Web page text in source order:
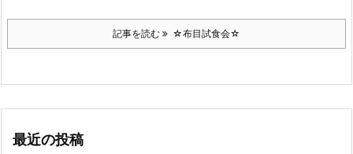
記事を読む ☆布目試食会☆
最近の投稿